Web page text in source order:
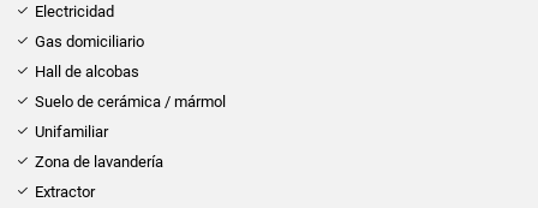
Electricidad
Gas domiciliario
Hall de alcobas
Suelo de cerámica / mármol
Unifamiliar
Zona de lavandería
Extractor